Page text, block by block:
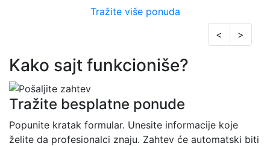
Tražite više ponuda
<
>
Kako sajt funkcioniše?
Tražite besplatne ponude
Popunite kratak formular. Unesite informacije koje
želite da profesionalci znaju. Zahtev će automatski biti